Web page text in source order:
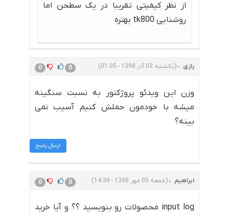
از نظر کیفیتی تقریبا در یک سطحن اما
روشنایی tk800 بهتره
رازی (یکشنبه 03 آذر 1398 - 01:05) 0 0
وزن این ویدئو پروژکتور به نسبت سنگینه
میشه با خودمون حملش کنیم آسیب نمی
بینه؟
ارسال پاسخ
ابراهیم (جمعه 05 مهر 1398 - 14:39) 0 0
input log محصولات رو بنویسید ؟؟ و آیا خرید